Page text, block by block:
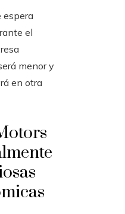
espera
el
menor y
en otra